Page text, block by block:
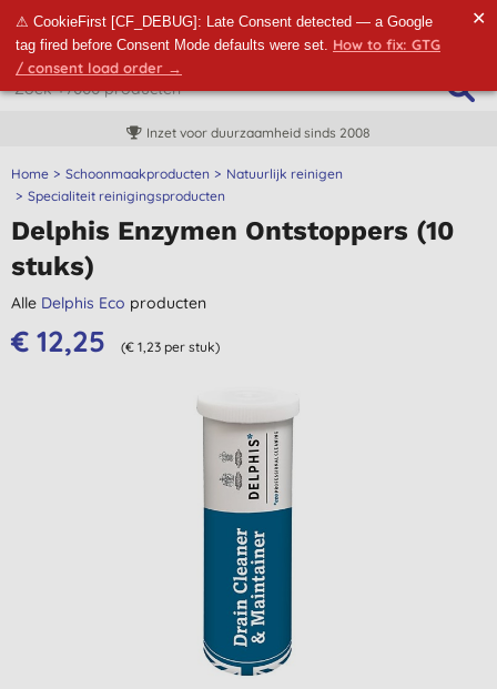
⚠ CookieFirst [CF_DEBUG]: Late Consent detected — a Google
tag fired before Consent Mode defaults were set. How to fix: GTG
/ consent load order →
✕
Inzet voor duurzaamheid sinds 2008
Home Schoonmaakproducten
Natuurlijk reinigen
Specialiteit reinigingsproducten
Delphis Enzymen Ontstoppers (10
stuks)
Alle Delphis Eco producten
€ 12,25 (€ 1,23 per stuk)